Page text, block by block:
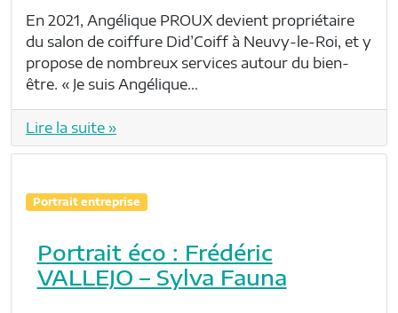
En 2021, Angélique PROUX devient propriétaire
du salon de coiffure Did’Coiff à Neuvy-le-Roi, et y
propose de nombreux services autour du bien-
être. « Je suis Angélique…
Lire la suite »
Portrait entreprise
Portrait éco : Frédéric
VALLEJO – Sylva Fauna